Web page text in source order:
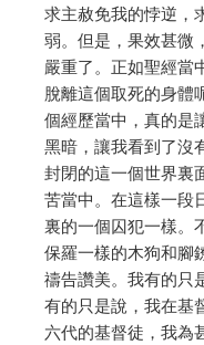
求主赦免我的悖逆，
弱。但是，果效甚微
嚴重了。正如聖經當
脫離這個取死的身體
個經歷當中，真的是
黑暗，讓我看到了沒
封閉的這一個世界裏
苦當中。在這樣一段
裏的一個囚犯一樣。
保羅一樣的木狗和腳
禱告讚美。我有的只
有的只是說，我在基
六代的基督徒，我為